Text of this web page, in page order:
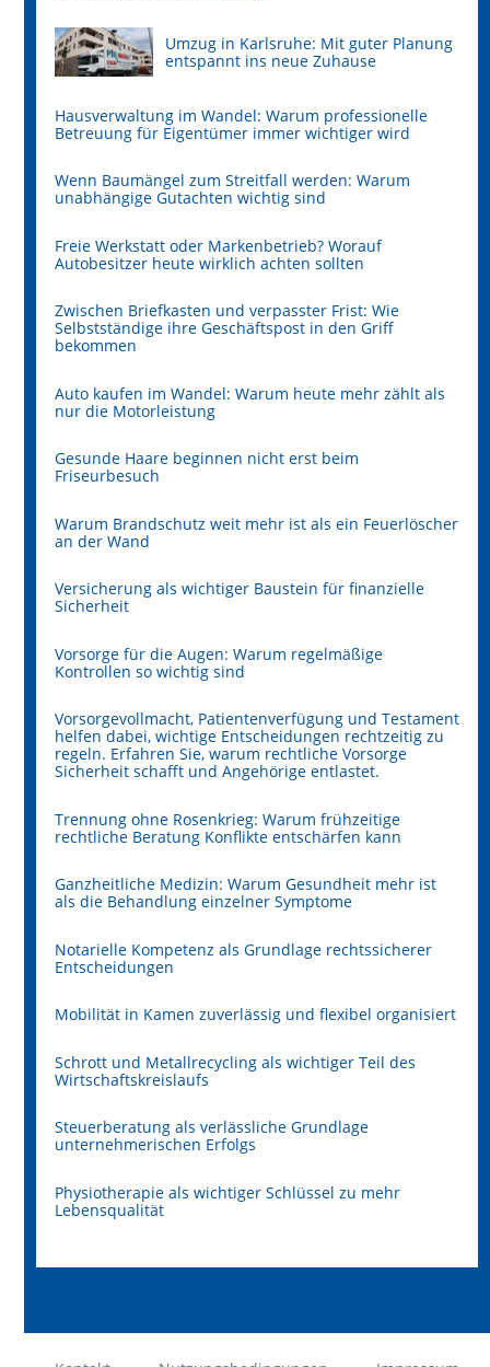
Umzug in Karlsruhe: Mit guter Planung
entspannt ins neue Zuhause
Hausverwaltung im Wandel: Warum professionelle
Betreuung für Eigentümer immer wichtiger wird
Wenn Baumängel zum Streitfall werden: Warum
unabhängige Gutachten wichtig sind
Freie Werkstatt oder Markenbetrieb? Worauf
Autobesitzer heute wirklich achten sollten
Zwischen Briefkasten und verpasster Frist: Wie
Selbstständige ihre Geschäftspost in den Griff
bekommen
Auto kaufen im Wandel: Warum heute mehr zählt als
nur die Motorleistung
Gesunde Haare beginnen nicht erst beim
Friseurbesuch
Warum Brandschutz weit mehr ist als ein Feuerlöscher
an der Wand
Versicherung als wichtiger Baustein für finanzielle
Sicherheit
Vorsorge für die Augen: Warum regelmäßige
Kontrollen so wichtig sind
Vorsorgevollmacht, Patientenverfügung und Testament
helfen dabei, wichtige Entscheidungen rechtzeitig zu
regeln. Erfahren Sie, warum rechtliche Vorsorge
Sicherheit schafft und Angehörige entlastet.
Trennung ohne Rosenkrieg: Warum frühzeitige
rechtliche Beratung Konflikte entschärfen kann
Ganzheitliche Medizin: Warum Gesundheit mehr ist
als die Behandlung einzelner Symptome
Notarielle Kompetenz als Grundlage rechtssicherer
Entscheidungen
Mobilität in Kamen zuverlässig und flexibel organisiert
Schrott und Metallrecycling als wichtiger Teil des
Wirtschaftskreislaufs
Steuerberatung als verlässliche Grundlage
unternehmerischen Erfolgs
Physiotherapie als wichtiger Schlüssel zu mehr
Lebensqualität